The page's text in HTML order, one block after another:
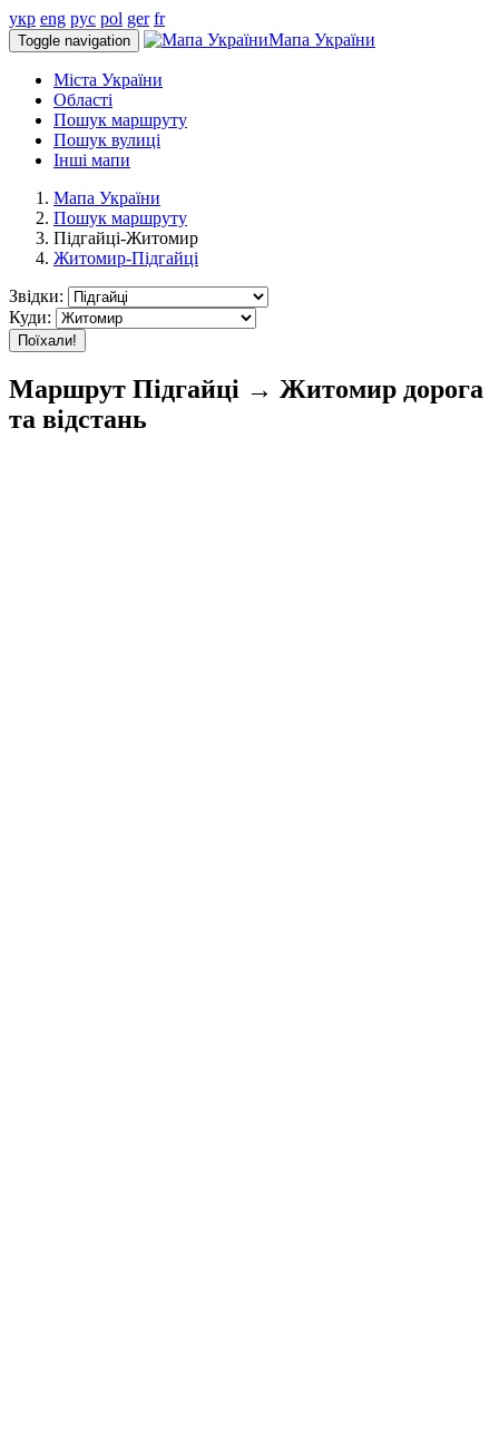
укр eng рус pol ger fr
Toggle navigation Мапа України
Міста України
Області
Пошук маршруту
Пошук вулиці
Інші мапи
Мапа України
Пошук маршруту
Підгайці-Житомир
Житомир-Підгайці
Звідки:
Куди:
Поїхали!
Маршрут Підгайці → Житомир дорога
та відстань